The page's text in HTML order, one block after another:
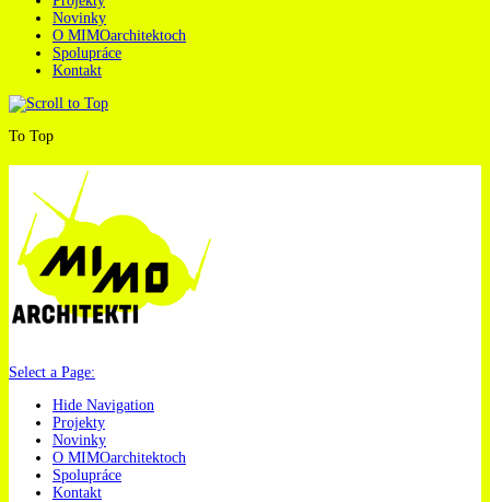
Novinky
O MIMOarchitektoch
Spolupráce
Kontakt
To Top
Select a Page:
Hide Navigation
Projekty
Novinky
O MIMOarchitektoch
Spolupráce
Kontakt